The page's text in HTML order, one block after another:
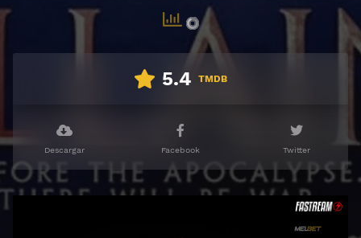
5.4 TMDB
Descargar Facebook Twitter